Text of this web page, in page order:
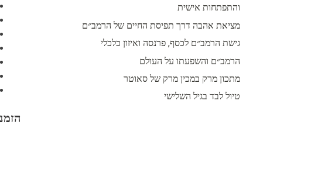
והתפתחות אישית
מציאת אהבה דרך תפיסת החיים של הרמב״ם
גישת הרמב״ם לכסף, פרנסה ואיזון כלכלי
הרמב״ם והשפעתו על העולם
מתכון מרק במכין מרק של סאוטר
טיול לבד בגיל השלישי